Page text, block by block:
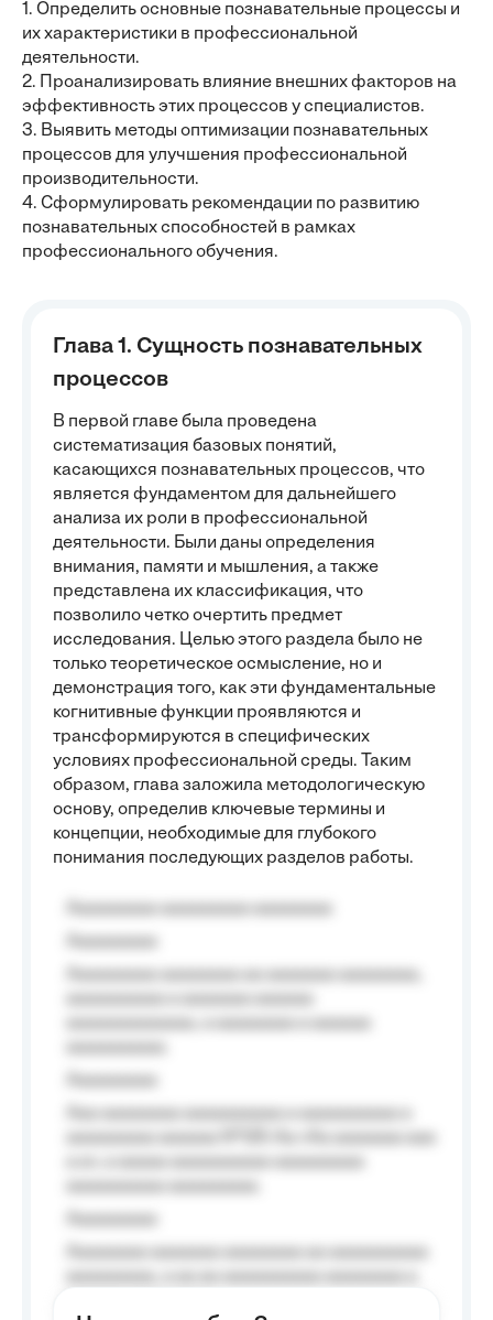
1. Определить основные познавательные процессы и
их характеристики в профессиональной
деятельности.
2. Проанализировать влияние внешних факторов на
эффективность этих процессов у специалистов.
3. Выявить методы оптимизации познавательных
процессов для улучшения профессиональной
производительности.
4. Сформулировать рекомендации по развитию
познавательных способностей в рамках
профессионального обучения.
Глава 1. Сущность познавательных
процессов
В первой главе была проведена
систематизация базовых понятий,
касающихся познавательных процессов, что
является фундаментом для дальнейшего
анализа их роли в профессиональной
деятельности. Были даны определения
внимания, памяти и мышления, а также
представлена их классификация, что
позволило четко очертить предмет
исследования. Целью этого раздела было не
только теоретическое осмысление, но и
демонстрация того, как эти фундаментальные
когнитивные функции проявляются и
трансформируются в специфических
условиях профессиональной среды. Таким
образом, глава заложила методологическую
основу, определив ключевые термины и
концепции, необходимые для глубокого
понимания последующих разделов работы.